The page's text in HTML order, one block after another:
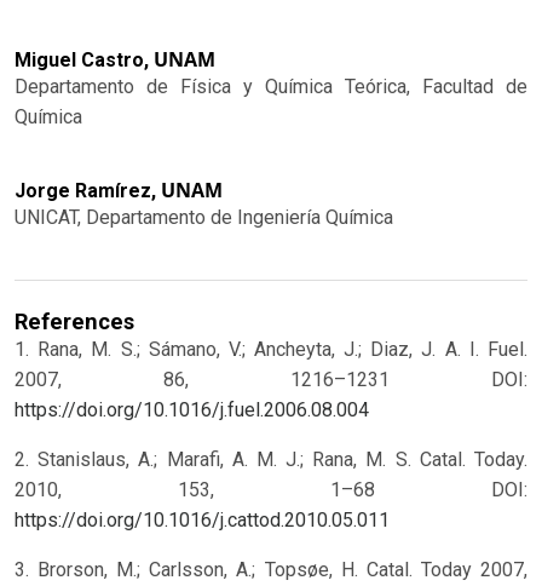
Miguel Castro, UNAM
Departamento de Física y Química Teórica, Facultad de
Química
Jorge Ramírez, UNAM
UNICAT, Departamento de Ingeniería Química
References
1. Rana, M. S.; Sámano, V.; Ancheyta, J.; Diaz, J. A. I. Fuel.
2007, 86, 1216–1231 DOI:
https://doi.org/10.1016/j.fuel.2006.08.004
2. Stanislaus, A.; Marafi, A. M. J.; Rana, M. S. Catal. Today.
2010, 153, 1–68 DOI:
https://doi.org/10.1016/j.cattod.2010.05.011
3. Brorson, M.; Carlsson, A.; Topsøe, H. Catal. Today 2007,